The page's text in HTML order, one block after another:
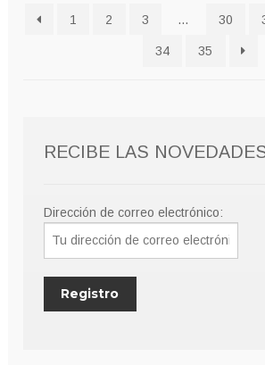
1 2 3 … 30
34 35
RECIBE LAS
Dirección de correo electrónico: